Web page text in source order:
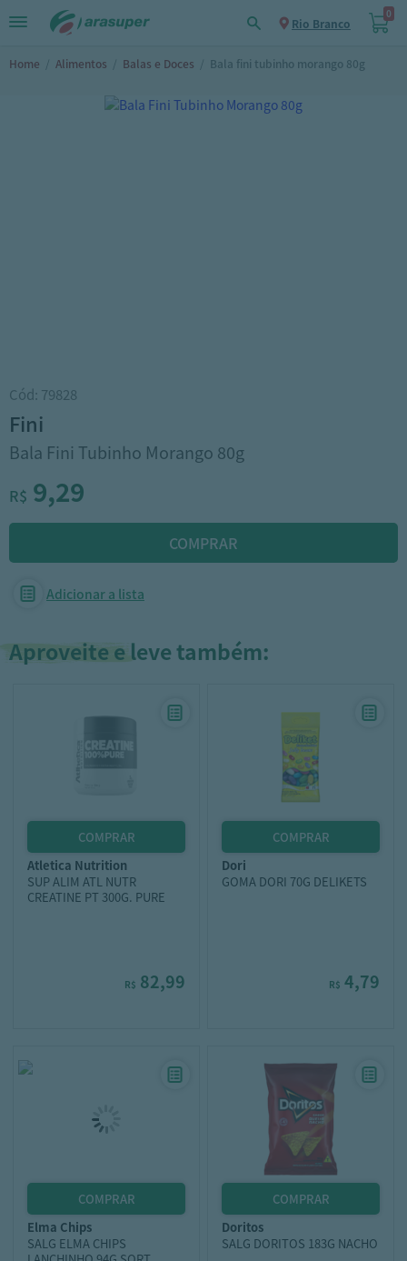
Rio Branco
0
Home / Alimentos / Balas e Doces / Bala fini tubinho morango 80g
Cód: 79828
fini
Bala Fini Tubinho Morango 80g
R$ 9,29
Adicionar a lista
Aproveite e leve também:
atletica nutrition
SUP ALIM ATL NUTR
CREATINE PT 300G. PURE
R$ 82,99
dori
GOMA DORI 70G DELIKETS
R$ 4,79
elma chips
SALG ELMA CHIPS
doritos
SALG DORITOS 183G NACHO